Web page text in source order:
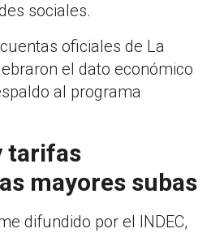
sociales.
oficiales de La
el dato económico
al programa
tarifas
mayores subas
difundido por el INDEC,